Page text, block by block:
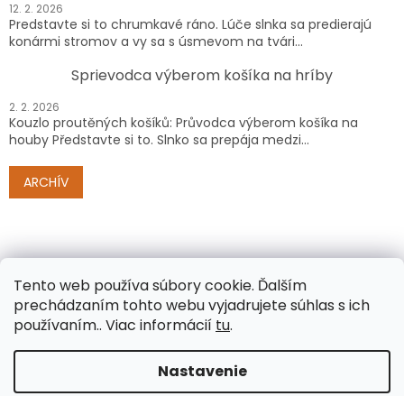
Tento web používa súbory cookie. Ďalším
prechádzaním tohto webu vyjadrujete súhlas s ich
používaním.. Viac informácií tu.
Nastavenie
12. 2. 2026
Predstavte si to chrumkavé ráno. Lúče slnka sa predierajú
konármi stromov a vy sa s úsmevom na tvári...
Sprievodca výberom košíka na hríby
2. 2. 2026
Kouzlo proutěných košíků: Průvodca výberom košíka na
houby Představte si to. Slnko sa prepája medzi...
ARCHÍV